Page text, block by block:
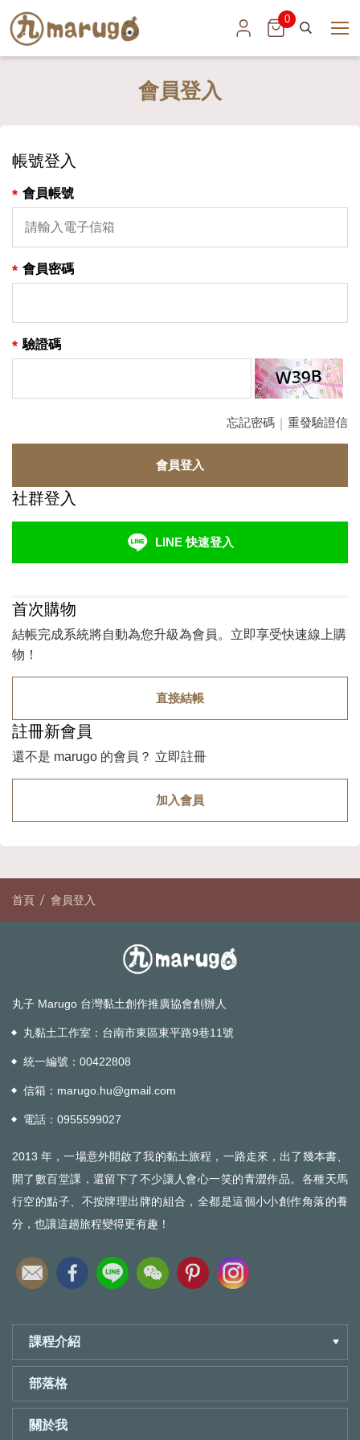
marugo
展
0
會員登入
帳號登入
* 會員帳號
* 會員密碼
驗證碼
*
忘記密碼 重發驗證信
會員登入
社群登入
LINE 快速登入
首次購物
結帳完成系統將自動為您升級為會員。立即享受快速線上購
物！
直接結帳
註冊新會員
還不是 marugo 的會員？ 立即註冊
加入會員
首頁 會員登入
丸子 Marugo 台灣黏土創作推廣協會創辦人
丸黏土工作室： 台南市東區東平路9巷11號
統一編號：00422808
信箱： marugo.hu@gmail.com
電話： 0955599027
2013 年，一場意外開啟了我的黏土旅程，一路走來，出了幾本書、
開了數百堂課，還留下了不少讓人會心一笑的青澀作品。各種天馬
行空的點子、不按牌理出牌的組合，全都是這個小小創作角落的養
分，也讓這趟旅程變得更有趣！
課程介紹
部落格
關於我